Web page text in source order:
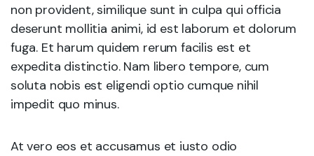
non provident, similique sunt in culpa qui officia
deserunt mollitia animi, id est laborum et dolorum
fuga. Et harum quidem rerum facilis est et
expedita distinctio. Nam libero tempore, cum
soluta nobis est eligendi optio cumque nihil
impedit quo minus.
At vero eos et accusamus et iusto odio